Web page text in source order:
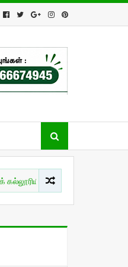
மாணவர் பிரிவுபசார நிகழ்வு!